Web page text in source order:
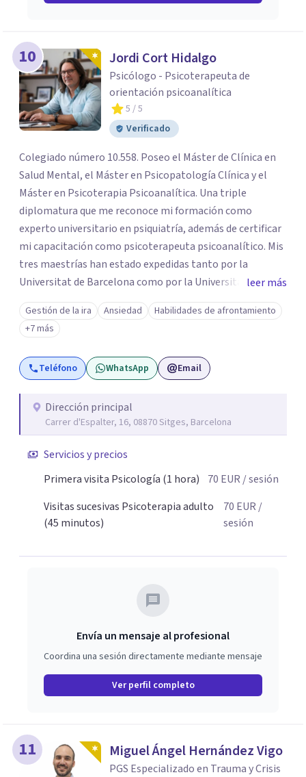
10 Jordi Cort Hidalgo
Psicólogo - Psicoterapeuta de
orientación psicoanalítica
5 / 5
Verificado
Colegiado número 10.558. Poseo el Máster de Clínica en
Salud Mental, el Máster en Psicopatología Clínica y el
Máster en Psicoterapia Psicoanalítica. Una triple
diplomatura que me reconoce mi formación como
experto universitario en psiquiatría, además de certificar
mi capacitación como psicoterapeuta psicoanalítico. Mis
tres maestrías han estado expedidas tanto por la
Universitat de Barcelona como por la Universitat Ramon
Llull. Soy un psicólogo con más de 25 años de experiencia
y practico tanto la psicología clínica como la
psicoterapia psicoanalítica. Las terapias que conduzco no
buscan eliminar los síntomas psicológicos, sino que
pretenden esclarecer las causas que hay en su trasfondo,
desapareciendo. Realizo psicoterapias tanto de alcance
breve como de largo plazo, siempre en función de los
leer más
Gestión de la ira Ansiedad
Habilidades de afrontamiento
+7 más
Teléfono WhatsApp Email
Dirección principal
Carrer d'Espalter, 16, 08870 Sitges, Barcelona
Servicios y precios
Primera visita Psicología (1 hora)
70 EUR / sesión
Visitas sucesivas Psicoterapia adulto
(45 minutos)
70 EUR /
sesión
Envía un mensaje al profesional
Coordina una sesión directamente mediante mensaje
Ver perfil completo
11 Miguel Ángel Hernández Vigo
PGS Especializado en Trauma y Crisis